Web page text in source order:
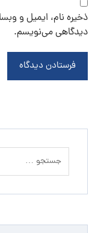
ذخیره نام، ایمیل و
دیدگاهی می‌نویسم.
فرستادن دیدگاه